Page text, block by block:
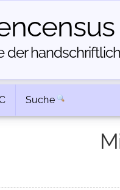
der
Suche